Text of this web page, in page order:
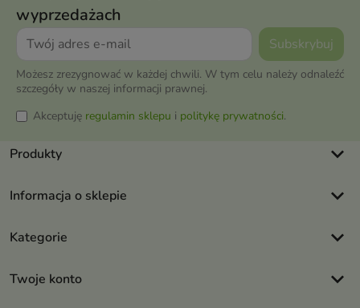
wyprzedażach
Możesz zrezygnować w każdej chwili. W tym celu należy odnaleźć
szczegóły w naszej informacji prawnej.
Akceptuję regulamin sklepu i politykę prywatności.
Produkty keyboard_arrow_down
Informacja o sklepie keyboard_arrow_down
Kategorie keyboard_arrow_down
Twoje konto keyboard_arrow_down